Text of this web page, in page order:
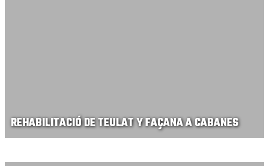
REHABILITACIÓ DE TEULAT Y FAÇANA A CABANES